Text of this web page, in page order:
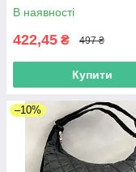
В наявності
422,45 ₴ 497 ₴
Купити
–10%